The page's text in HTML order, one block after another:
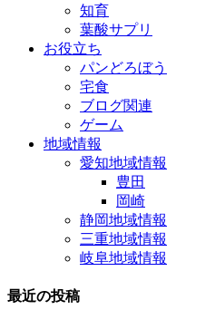
知育
葉酸サプリ
お役立ち
パンどろぼう
宅食
ブログ関連
ゲーム
地域情報
愛知地域情報
豊田
岡崎
静岡地域情報
三重地域情報
岐阜地域情報
最近の投稿